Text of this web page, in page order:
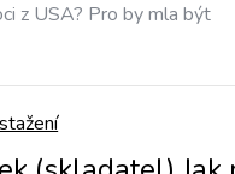
z USA? Pro by mla být